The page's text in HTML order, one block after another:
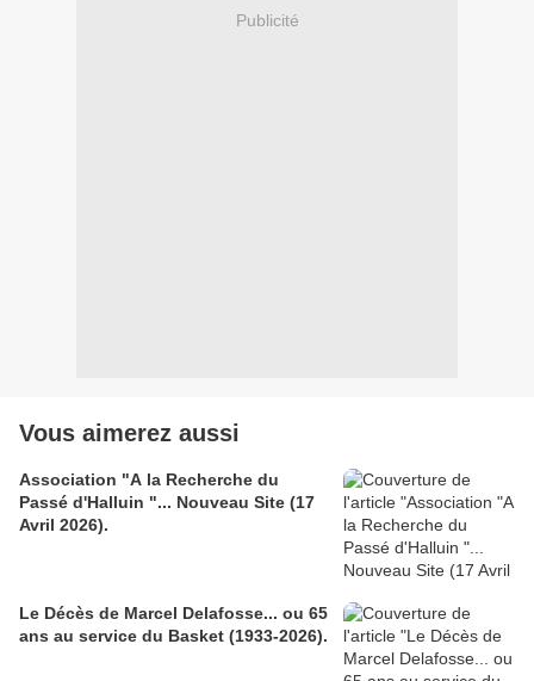
Publicité
Vous aimerez aussi
Association "A la Recherche du
Passé d'Halluin "... Nouveau Site (17
Avril 2026).
Le Décès de Marcel Delafosse... ou 65
ans au service du Basket (1933-2026).